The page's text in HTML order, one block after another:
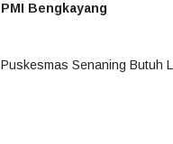
PMI Bengkayang
Puskesmas Senaning Butuh